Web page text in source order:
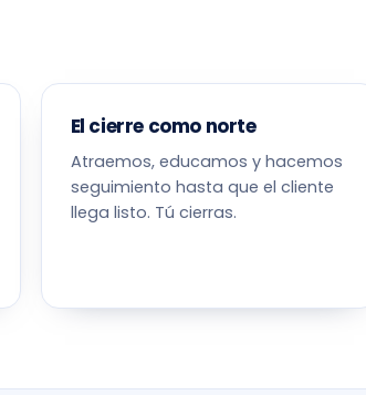
El cierre como norte
Atraemos, educamos y hacemos
seguimiento hasta que el cliente
llega listo. Tú cierras.